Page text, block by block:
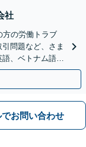
社
方の労働トラブ
問題など、さま
、ベトナム語、
でお問い合わせ